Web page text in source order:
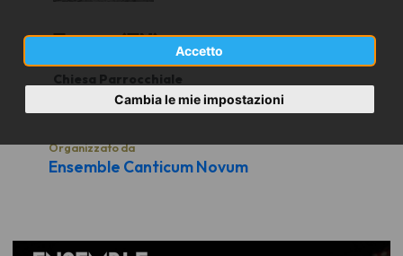
Accetto
Cambia le mie impostazioni
Tesero (TN)
Chiesa Parrocchiale
Organizzato da
Ensemble Canticum Novum